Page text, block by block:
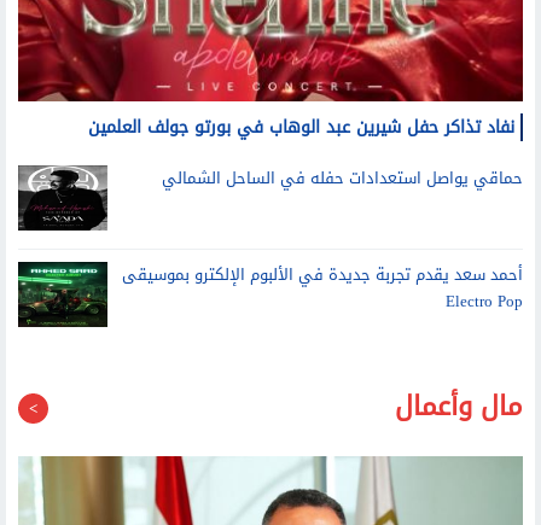
نفاد تذاكر حفل شيرين عبد الوهاب في بورتو جولف العلمين
حماقي يواصل استعدادات حفله في الساحل الشمالي
أحمد سعد يقدم تجربة جديدة في الألبوم الإلكترو بموسيقى
Electro Pop
مال وأعمال